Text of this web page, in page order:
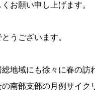
お願い申し上げます。
うございます。
地域にも徐々に春の訪
南部支部の月例サイ